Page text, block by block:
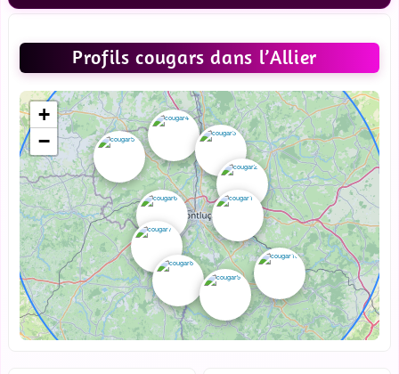
Profils cougars dans l’Allier
+
−